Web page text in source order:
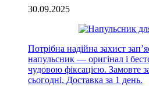
30.09.2025
Потрібна надійна захист
напульсник — оригінал і
чудовою фіксацією. Замовте
сьогодні, Доставка за 1 день.